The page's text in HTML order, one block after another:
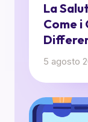
La
Come i
5 agosto